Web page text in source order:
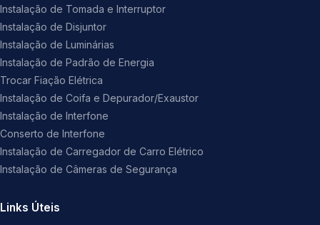
Instalação de Tomada e Interruptor
Instalação de Disjuntor
Instalação de Luminárias
Instalação de Padrão de Energia
Trocar Fiação Elétrica
Instalação de Coifa e Depurador/Exaustor
Instalação de Interfone
Conserto de Interfone
Instalação de Carregador de Carro Elétrico
Instalação de Câmeras de Segurança
Links Úteis